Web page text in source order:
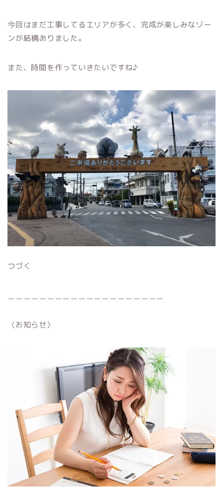
今回はまだ工事してるエリアが多く、完成が楽しみなゾー
ンが結構ありました。
また、時間を作っていきたいですね♪
つづく
〈お知らせ〉